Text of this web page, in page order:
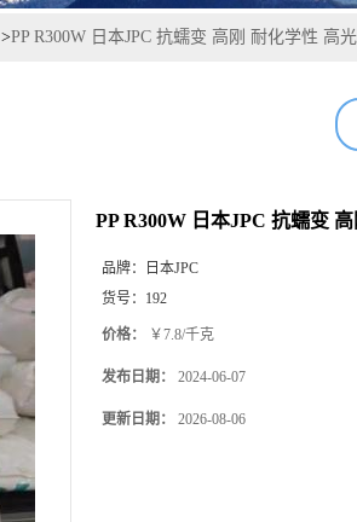
>PP R300W 日本JPC 抗蠕变 高刚 耐化学性 高
PP R300W 日本JPC 抗蠕变
品牌：
日本JPC
货号： 192
价格： ￥7.8/千克
发布日期： 2024-06-07
更新日期： 2026-08-06